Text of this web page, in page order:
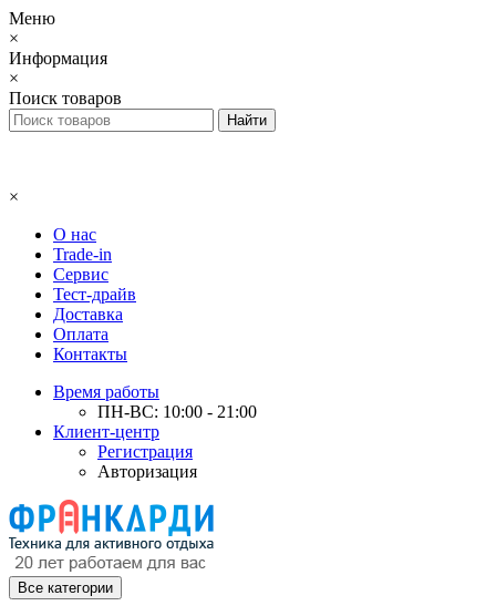
Меню
×
Информация
×
Поиск товаров
×
О нас
Trade-in
Сервис
Тест-драйв
Доставка
Оплата
Контакты
Время работы
ПН-ВС: 10:00 - 21:00
Клиент-центр
Регистрация
Авторизация
Все категории